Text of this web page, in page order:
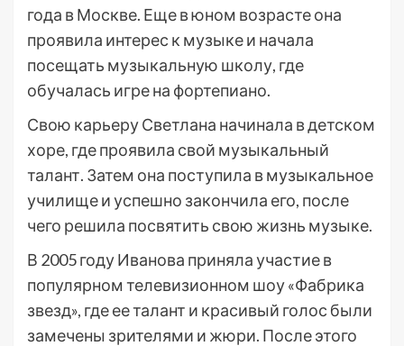
года в Москве. Еще в юном возрасте она
проявила интерес к музыке и начала
посещать музыкальную школу, где
обучалась игре на фортепиано.
Свою карьеру Светлана начинала в детском
хоре, где проявила свой музыкальный
талант. Затем она поступила в музыкальное
училище и успешно закончила его, после
чего решила посвятить свою жизнь музыке.
В 2005 году Иванова приняла участие в
популярном телевизионном шоу «Фабрика
звезд», где ее талант и красивый голос были
замечены зрителями и жюри. После этого